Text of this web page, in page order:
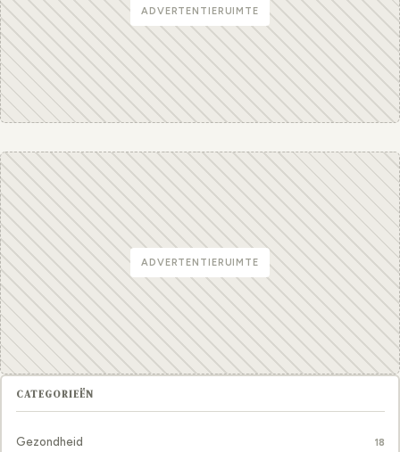
ADVERTENTIERUIMTE
ADVERTENTIERUIMTE
CATEGORIEËN
Gezondheid 18